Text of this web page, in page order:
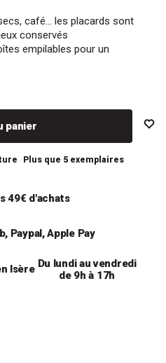
café... les placards sont
conservés
empilables pour un
panier
Plus que 5 exemplaires
49€ d'achats
Paypal, Apple Pay
Isère Du lundi au vendredi
de 9h à 17h